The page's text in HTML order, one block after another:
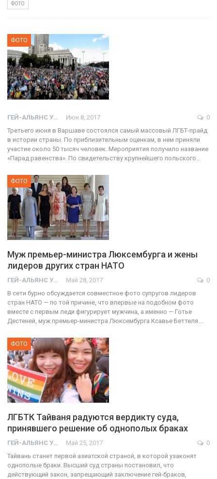
ФОТО
ФОТО
ГЕЙ-АЛЬЯНС УКРАИНА Июн 8, 2017
0
Третьего июня в Варшаве состоялся самый массовый ЛГБТ-прайд
в истории страны. По приблизительным оценкам, в нем приняли
участие около 50 тысяч человек. Мероприятия получило название
«Парад равенства». По свидетельству крупнейшего польского…
ФОТО
Муж премьер-министра Люксембурга и жены
лидеров других стран НАТО
ГЕЙ-АЛЬЯНС УКРАИНА Май 28, 2017
0
В сети бурно обсуждается совместное фото супругов лидеров
стран НАТО — по той причине, что впервые на подобном фото
вместе с первым леди фигурирует мужчина, а именно — Готье
Дестеней, муж премьер-министра Люксембурга Ксавье Беттеля.…
ФОТО
ЛГБТК Тайваня радуются вердикту суда,
принявшего решение об однополых браках
ГЕЙ-АЛЬЯНС УКРАИНА Май 25, 2017
0
Тайвань станет первой азиатской страной, в которой узаконят
однополые браки. Высший суд страны постановил, что
действующий закон, запрещающий заключение гей-браков,